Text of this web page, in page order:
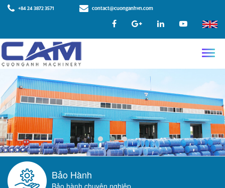
+84 24 3872 3571 contact@cuonganhvn.com
Bảo Hành